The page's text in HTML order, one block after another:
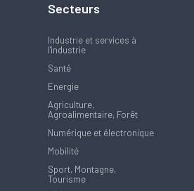
Secteurs
Industrie et services à
l'industrie
Santé
Energie
Agriculture,
Agroalimentaire, Forêt
Numérique et électronique
Mobilité
Sport, Montagne,
Tourisme